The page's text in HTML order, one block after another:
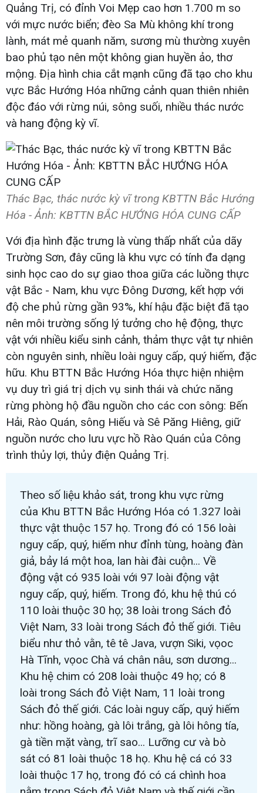
Quảng Trị, có đỉnh Voi Mẹp cao hơn 1.700 m so
với mực nước biển; đèo Sa Mù không khí trong
lành, mát mẻ quanh năm, sương mù thường xuyên
bao phủ tạo nên một không gian huyền ảo, thơ
mộng. Địa hình chia cắt mạnh cũng đã tạo cho khu
vực Bắc Hướng Hóa những cảnh quan thiên nhiên
độc đáo với rừng núi, sông suối, nhiều thác nước
và hang động kỳ vĩ.
Thác Bạc, thác nước kỳ vĩ trong KBTTN Bắc Hướng
Hóa - Ảnh: KBTTN BẮC HƯỚNG HÓA CUNG CẤP
Với địa hình đặc trưng là vùng thấp nhất của dãy
Trường Sơn, đây cũng là khu vực có tính đa dạng
sinh học cao do sự giao thoa giữa các luồng thực
vật Bắc - Nam, khu vực Đông Dương, kết hợp với
độ che phủ rừng gần 93%, khí hậu đặc biệt đã tạo
nên môi trường sống lý tưởng cho hệ động, thực
vật với nhiều kiểu sinh cảnh, thảm thực vật tự nhiên
còn nguyên sinh, nhiều loài nguy cấp, quý hiếm, đặc
hữu. Khu BTTN Bắc Hướng Hóa thực hiện nhiệm
vụ duy trì giá trị dịch vụ sinh thái và chức năng
rừng phòng hộ đầu nguồn cho các con sông: Bến
Hải, Rào Quán, sông Hiếu và Sê Păng Hiêng, giữ
nguồn nước cho lưu vực hồ Rào Quán của Công
trình thủy lợi, thủy điện Quảng Trị.
Theo số liệu khảo sát, trong khu vực rừng
của Khu BTTN Bắc Hướng Hóa có 1.327 loài
thực vật thuộc 157 họ. Trong đó có 156 loài
nguy cấp, quý, hiếm như đỉnh tùng, hoàng đàn
giả, bảy lá một hoa, lan hài đài cuộn... Về
động vật có 935 loài với 97 loài động vật
nguy cấp, quý, hiếm. Trong đó, khu hệ thú có
110 loài thuộc 30 họ; 38 loài trong Sách đỏ
Việt Nam, 33 loài trong Sách đỏ thế giới. Tiêu
biểu như thỏ vằn, tê tê Java, vượn Siki, vọoc
Hà Tĩnh, vọoc Chà vá chân nâu, sơn dương...
Khu hệ chim có 208 loài thuộc 49 họ; có 8
loài trong Sách đỏ Việt Nam, 11 loài trong
Sách đỏ thế giới. Các loài nguy cấp, quý hiếm
như: hồng hoàng, gà lôi trắng, gà lôi hông tía,
gà tiền mặt vàng, trĩ sao... Lưỡng cư và bò
sát có 81 loài thuộc 18 họ. Khu hệ cá có 33
loài thuộc 17 họ, trong đó có cá chình hoa